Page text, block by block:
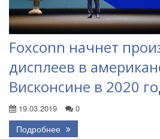
Foxconn начнет
дисплеев в
Висконсине в 2020
19.03.2019 0
Подробнее